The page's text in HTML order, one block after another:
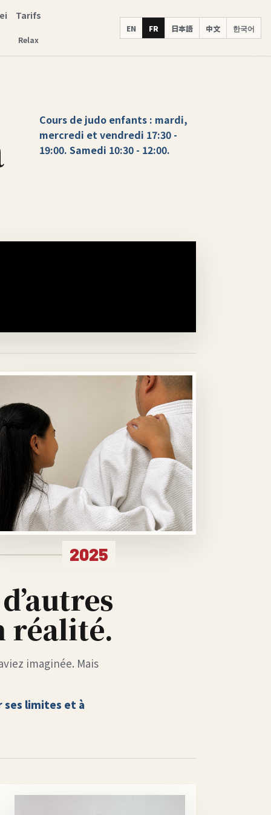
Tarifs
Relax
EN FR 日本語 中文 한국어
Cours de judo enfants : mardi,
mercredi et vendredi 17:30 -
19:00. Samedi 10:30 - 12:00.
2025
réalité.
imaginée. Mais
ses limites et à